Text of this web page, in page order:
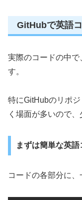
GitHubで英語
実際のコードの中
す。
特にGitHubのリポ
く場面が多いので、
まずは簡単な英
コードの各部分に、